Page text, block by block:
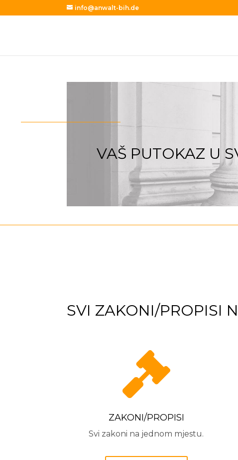
info@anwalt-bih.de
VAŠ PUTOKAZ U
SVI ZAKONI/PROPISI

ZAKONI/PROPISI
Svi zakoni na jednom mjestu.